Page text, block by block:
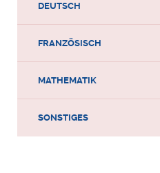
DEUTSCH
FRANZÖSISCH
MATHEMATIK
SONSTIGES